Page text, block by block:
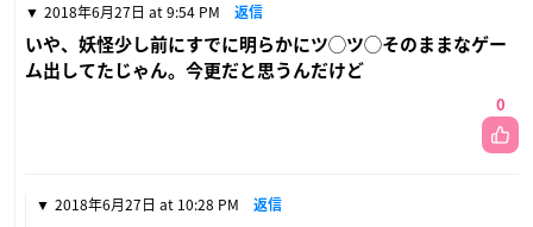
2018年6月27日 at 9:54 PM 返信
いや、妖怪少し前にすでに明らかにツ◯ツ◯そのままなゲー
ム出してたじゃん。今更だと思うんだけど
0
2018年6月27日 at 10:28 PM 返信